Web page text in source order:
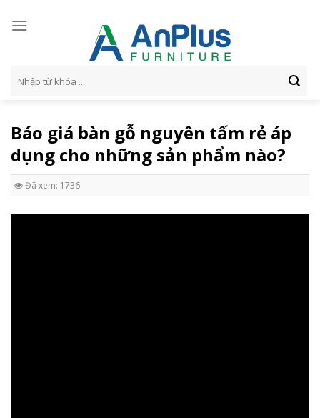
kiếm:
Báo giá bàn gỗ nguyên tấm rẻ áp
dụng cho những sản phẩm nào?
Đã xem: 1736